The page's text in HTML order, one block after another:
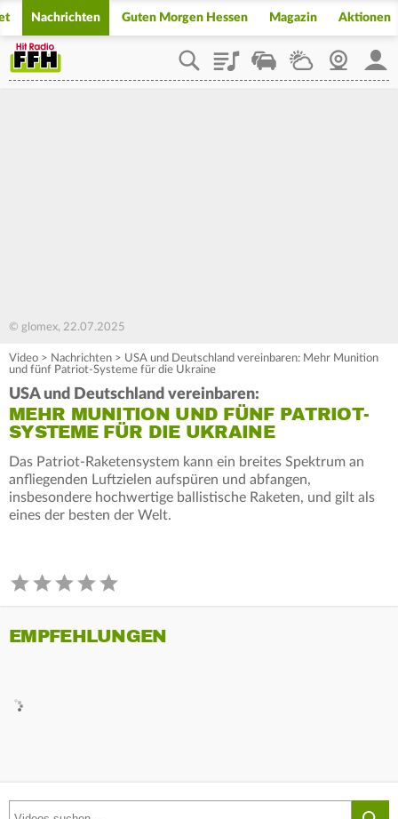
Nachrichten Guten Morgen Hessen Magazin Aktionen
PlaylistStaupilotWetterWebcam
© glomex, 22.07.2025
Video > Nachrichten > USA und Deutschland vereinbaren: Mehr Munition
und fünf Patriot-Systeme für die Ukraine
USA und Deutschland vereinbaren:
MEHR MUNITION UND FÜNF PATRIOT-
SYSTEME FÜR DIE UKRAINE
Das Patriot-Raketensystem kann ein breites Spektrum an
anfliegenden Luftzielen aufspüren und abfangen,
insbesondere hochwertige ballistische Raketen, und gilt als
eines der besten der Welt.
EMPFEHLUNGEN